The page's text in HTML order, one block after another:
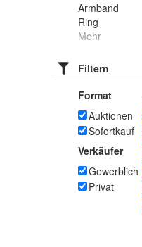
Armband
Ring
Mehr
Filtern
Format
Auktionen
Sofortkauf
Verkäufer
Gewerblich
Privat